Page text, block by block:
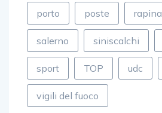
porto poste rapina
salerno siniscalchi
sport TOP udc
vigili del fuoco